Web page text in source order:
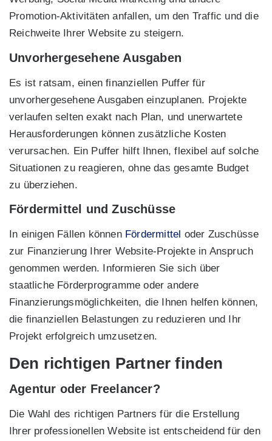
Promotion-Aktivitäten anfallen, um den Traffic und die
Reichweite Ihrer Website zu steigern.
Unvorhergesehene Ausgaben
Es ist ratsam, einen finanziellen Puffer für
unvorhergesehene Ausgaben einzuplanen. Projekte
verlaufen selten exakt nach Plan, und unerwartete
Herausforderungen können zusätzliche Kosten
verursachen. Ein Puffer hilft Ihnen, flexibel auf solche
Situationen zu reagieren, ohne das gesamte Budget
zu überziehen.
Fördermittel und Zuschüsse
In einigen Fällen können Fördermittel oder Zuschüsse
zur Finanzierung Ihrer Website-Projekte in Anspruch
genommen werden. Informieren Sie sich über
staatliche Förderprogramme oder andere
Finanzierungsmöglichkeiten, die Ihnen helfen können,
die finanziellen Belastungen zu reduzieren und Ihr
Projekt erfolgreich umzusetzen.
Den richtigen Partner finden
Agentur oder Freelancer?
Die Wahl des richtigen Partners für die Erstellung
Ihrer professionellen Website ist entscheidend für den